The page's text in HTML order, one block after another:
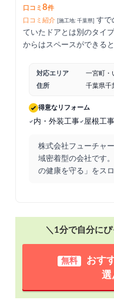
口コミ8件
口コミ紹介 [施工地: 千葉県] すで
ていたドアとは別のタイ
からはスペースができる
ころではあります。ドア
足です。
対応エリア
一宮町・
住所
千葉県千
得意なリフォーム
内・外装工事 屋根工事
株式会社フューチャ
域密着型の会社です
の健康を守る」をス
＼1分で自分に
無料
おす
選